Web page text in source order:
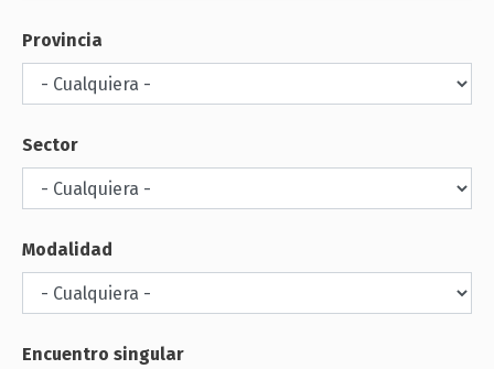
Provincia
Sector
Modalidad
Encuentro singular